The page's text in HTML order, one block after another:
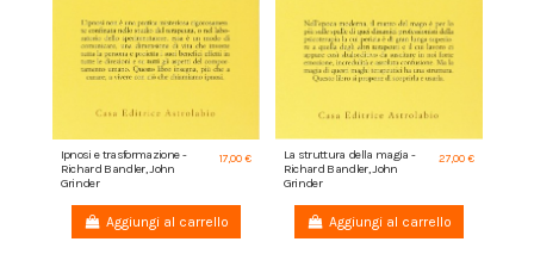
Ipnosi e trasformazione -
Richard Bandler, John
Grinder
17,00 €
Aggiungi al carrello
La struttura della magia -
Richard Bandler, John
Grinder
27,00 €
Aggiungi al carrello